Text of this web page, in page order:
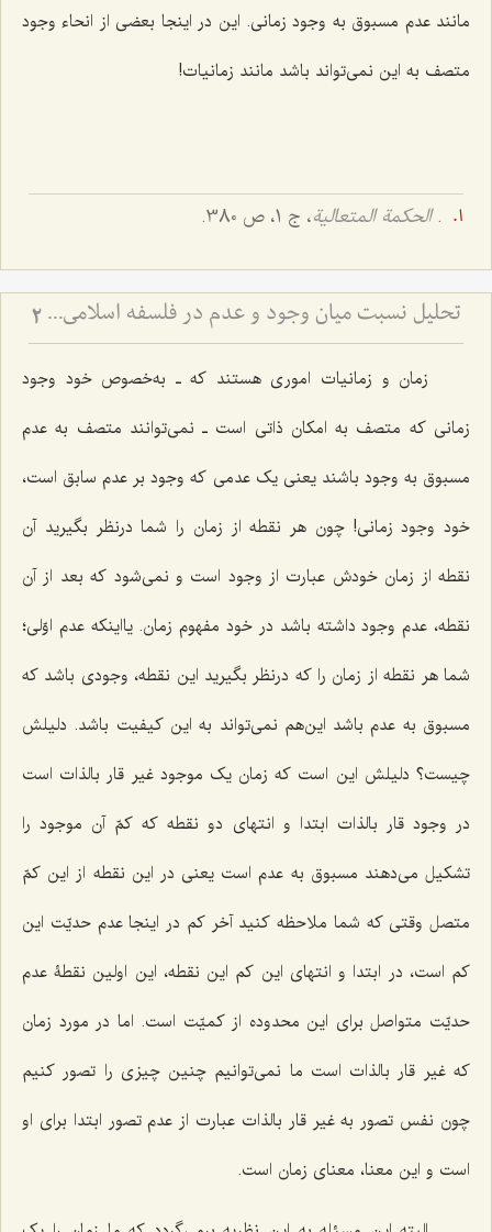
مانند عدم مسبوق به وجود زمانی. این در اینجا بعضی از انحاء وجود
متصف به این نمی‌تواند باشد مانند زمانیات!
.الحکمة المتعالیة، ج 1، ص 380.
تحلیل نسبت میان وجود و عدم در فلسفه اسلامی - بررسی امتناع اتصاف واجب الوجود به انحاء عدم 2
زمان و زمانیات اموری هستند که ـ به‌خصوص خود وجود
زمانی که متصف به امکان ذاتی است ـ نمی‌توانند متصف به عدم
مسبوق به وجود باشند یعنی یک عدمی که وجود بر عدم سابق است،
خود وجود زمانی! چون هر نقطه از زمان را شما درنظر بگیرید آن
نقطه از زمان خودش عبارت از وجود است و نمی‌شود که بعد از آن
نقطه، عدم وجود داشته باشد در خود مفهوم زمان. یااینکه عدم اوّلی؛
شما هر نقطه از زمان را که درنظر بگیرید این نقطه، وجودی باشد که
مسبوق به عدم باشد این‌هم نمی‌تواند به این کیفیت باشد. دلیلش
چیست؟ دلیلش این است که زمان یک موجود غیر قار بالذات است
در وجود قار بالذات ابتدا و انتهای دو نقطه که کمّ آن موجود را
تشکیل می‌دهند مسبوق به عدم است یعنی در این نقطه از این کمّ
متصل وقتی که شما ملاحظه کنید آخر کم در اینجا عدم حدیّت این
کم است، در ابتدا و انتهای این کم این نقطه، این اولین نقطۀ عدم
حدیّت متواصل برای این محدوده از کمیّت است. اما در مورد زمان
که غیر قار بالذات است ما نمی‌توانیم چنین چیزی را تصور کنیم
چون نفس تصور به غیر قار بالذات عبارت از عدم تصور ابتدا برای او
است و این معنا، معنای زمان است.